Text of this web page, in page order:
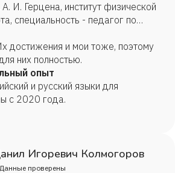
И. Герцена, институт физической
специальность - педагог по
и спорту, 2024 г.
достижения и мои тоже, поэтому
них полностью.
опыт
и русский языки для
с 2020 года.
Игоревич Колмогоров
Данные проверены